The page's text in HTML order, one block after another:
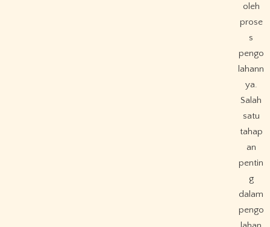
oleh
prose
s
pengo
lahann
ya.
Salah
satu
tahap
an
pentin
g
dalam
pengo